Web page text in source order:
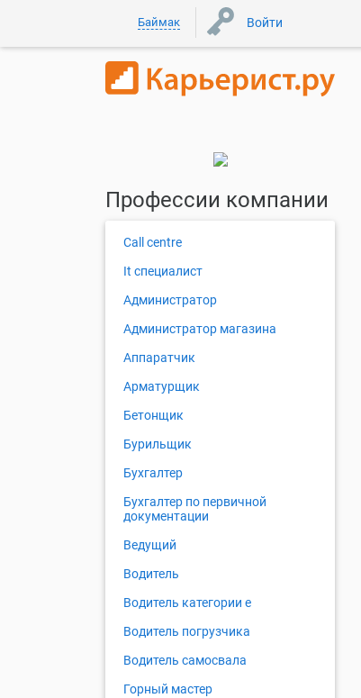
Баймак Войти
Профессии компании
Call centre
It специалист
Администратор
Администратор магазина
Аппаратчик
Арматурщик
Бетонщик
Бурильщик
Бухгалтер
Бухгалтер по первичной
документации
Ведущий
Водитель
Водитель категории е
Водитель погрузчика
Водитель самосвала
Горный мастер